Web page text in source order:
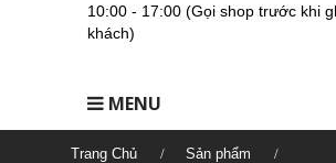
10:00 - 17:00 (Gọi shop trước khi
khách)
MENU
Trang Chủ Sản phẩm